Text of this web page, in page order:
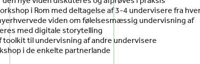
i Rom med deltagelse af 3-4 undervisere fra
viden om følelsesmæssig undervisning af
med digitale storytelling
toolkit til undervisning af andre undervisere
i de enkelte partnerlande